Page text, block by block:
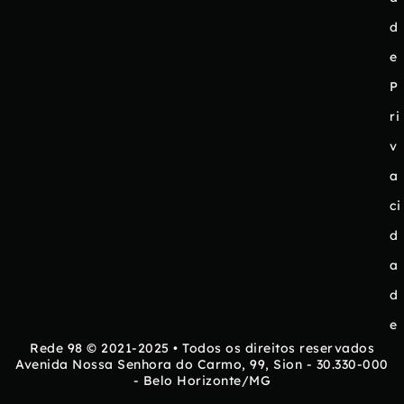
d
e
P
ri
v
a
ci
d
a
d
e
Rede 98 © 2021-2025 • Todos os direitos reservados
Avenida Nossa Senhora do Carmo, 99, Sion - 30.330-000
- Belo Horizonte/MG